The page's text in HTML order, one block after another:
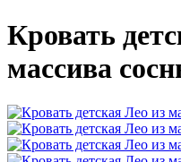
Кровать
массива